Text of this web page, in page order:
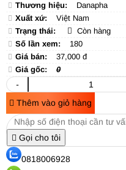
Thương hiệu:
Danapha
Xuất xứ:
Việt Nam
Trạng thái:
Còn hàng
Số lần xem:
180
Giá bán:
37,000 đ
Giá gốc:
0
-
Thêm vào giỏ hàng
Gọi cho tôi
0818006928